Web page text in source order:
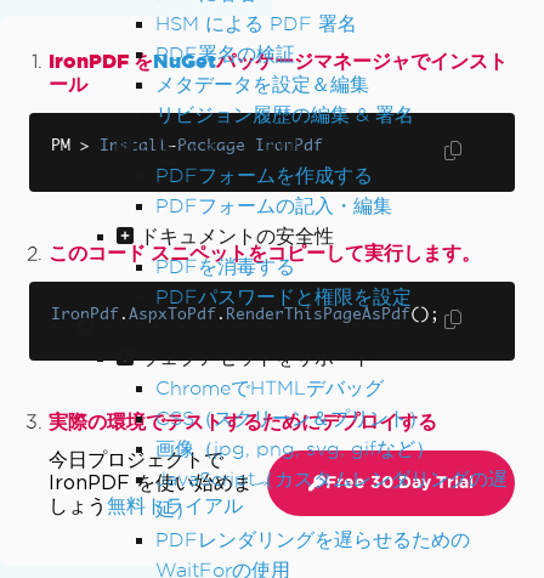
HSM による PDF 署名
PDF署名の検証
メタデータを設定＆編集
リビジョン履歴の編集 & 署名
PDFフォーム管理
PDFフォームを作成する
PDFフォームの記入・編集
ドキュメントの安全性
PDFを消毒する
PDFパスワードと権限を設定
その他
ウェブアセットをサポート
ChromeでHTMLデバッグ
CSS（スクリーン＆プリント）
画像（jpg, png, svg, gifなど）
JavaScript（カスタムレンダリングの遅
延）
PDFレンダリングを遅らせるための
WaitForの使用
IronPDF をNuGetパッケージマネージャでインスト
ール
PM > Install-Package IronPdf
このコード スニペットをコピーして実行します。
IronPdf . AspxToPdf . RenderThisPageAsPdf();
実際の環境でテストするためにデプロイする
今日プロジェクトで
IronPDF を使い始めま
しょう 無料トライアル
Free 30 Day Trial